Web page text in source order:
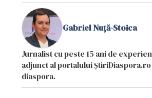
Gabriel Nuță-Stoica
Jurnalist cu peste 15 ani de
adjunct al portalului
diaspora.